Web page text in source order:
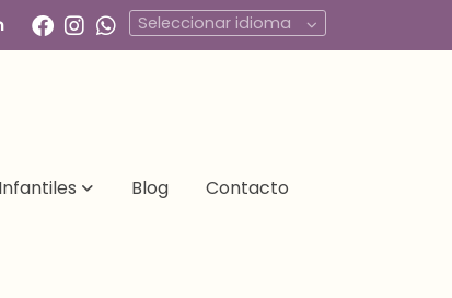
Seleccionar idioma
Blog Contacto